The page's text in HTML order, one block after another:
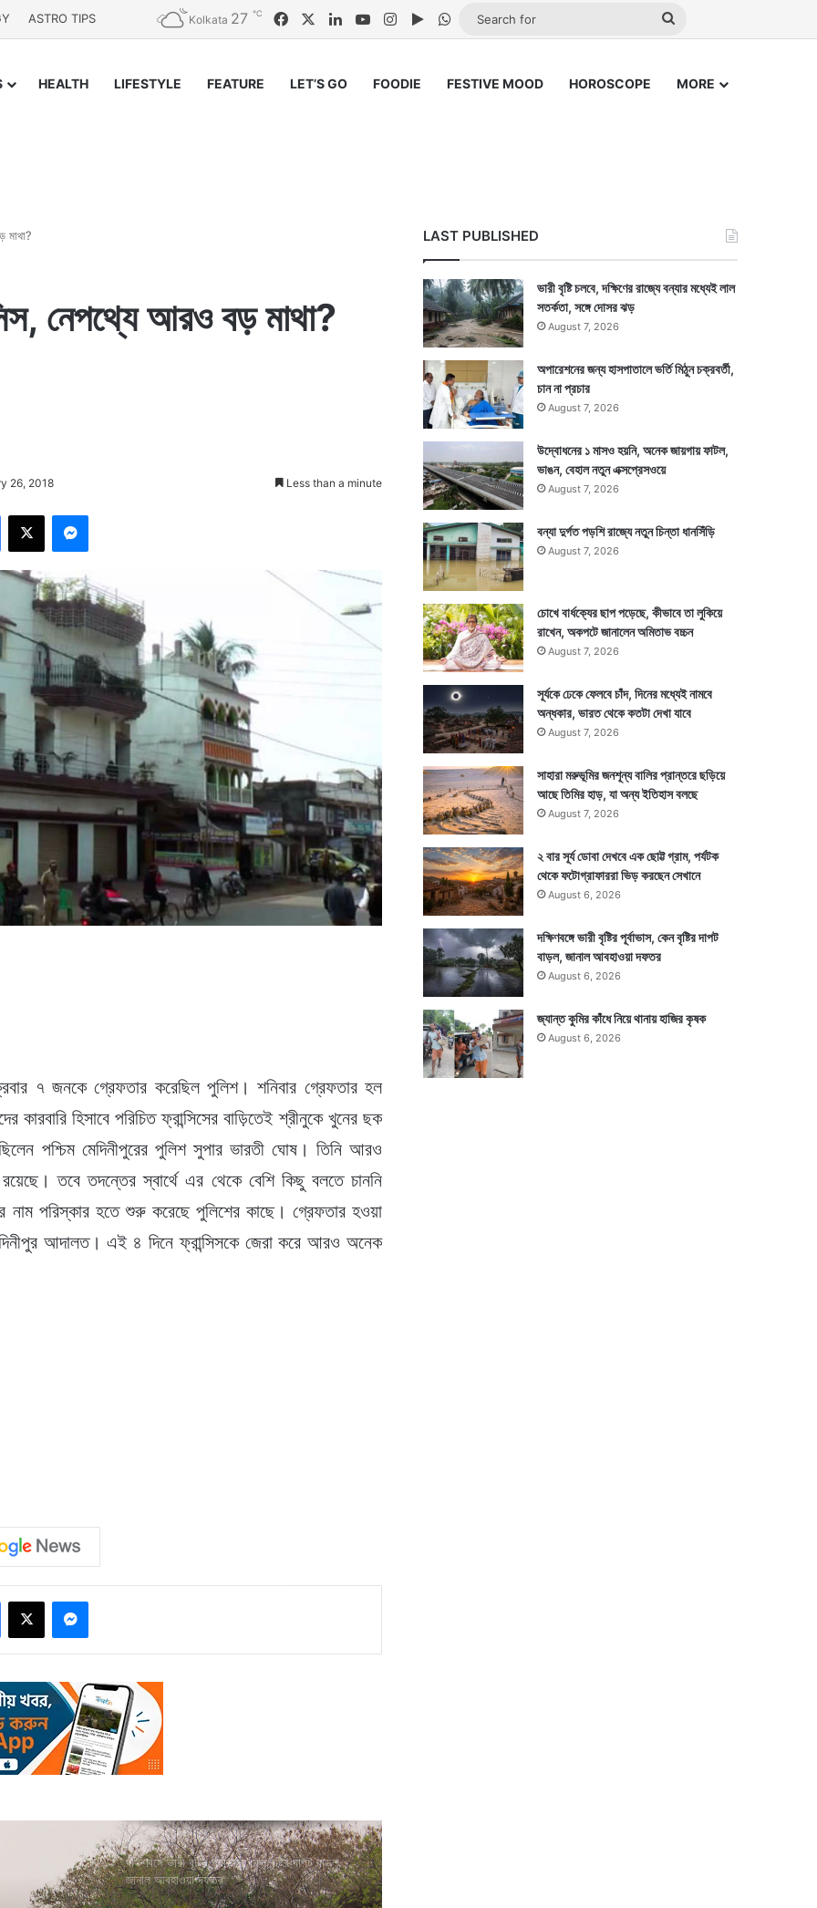
ASTRO TIPS Kolkata 27 ℃ FacebookLinkedInYouTubeInstagram
Google Play
WhatsApp
HEALTH LIFESTYLE FEATURE LET’S GO FOODIE FESTIVE MOOD HOROSCOPE MORE
মাথা?
নেপথ্যে আরও বড় মাথা?
26, 2018 Less than a minute
৭ জনকে গ্রেফতার করেছিল পুলিশ। শনিবার গ্রেফতার হল
হিসাবে পরিচিত ফ্রান্সিসের বাড়িতেই শ্রীনুকে খুনের ছক
পশ্চিম মেদিনীপুরের পুলিশ সুপার ভারতী ঘোষ। তিনি আরও
তবে তদন্তের স্বার্থে এর থেকে বেশি কিছু বলতে চাননি
নাম পরিস্কার হতে শুরু করেছে পুলিশে‌র কাছে। গ্রেফতার হওয়া
আদালত। এই ৪ দিনে ফ্রান্সিসকে জেরা করে আরও অনেক
দক্ষিণবঙ্গে ভারী বৃষ্টির পূর্বাভাস, কেন বৃষ্টির দাপট বাড়ল,
জানাল আবহাওয়া দফতর
LAST PUBLISHED
ভারী বৃষ্টি চলবে, দক্ষিণের রাজ্যে বন্যার মধ্যেই লাল
সতর্কতা, সঙ্গে দোসর ঝড়
August 7, 2026
অপারেশনের জন্য হাসপাতালে ভর্তি মিঠুন চক্রবর্তী,
চান না প্রচার
August 7, 2026
উদ্বোধনের ১ মাসও হয়নি, অনেক জায়গায় ফাটল,
ভাঙন, বেহাল নতুন এক্সপ্রেসওয়ে
August 7, 2026
বন্যা দুর্গত পড়শি রাজ্যে নতুন চিন্তা ধানসিঁড়ি
August 7, 2026
চোখে বার্ধক্যের ছাপ পড়েছে, কীভাবে তা লুকিয়ে
রাখেন, অকপটে জানালেন অমিতাভ বচ্চন
August 7, 2026
সূর্যকে ঢেকে ফেলবে চাঁদ, দিনের মধ্যেই নামবে
অন্ধকার, ভারত থেকে কতটা দেখা যাবে
August 7, 2026
সাহারা মরুভূমির জনশূন্য বালির প্রান্তরে ছড়িয়ে
আছে তিমির হাড়, যা অন্য ইতিহাস বলছে
August 7, 2026
২ বার সূর্য ডোবা দেখবে এক ছোট্ট গ্রাম, পর্যটক
থেকে ফটোগ্রাফাররা ভিড় করছেন সেখানে
August 6, 2026
দক্ষিণবঙ্গে ভারী বৃষ্টির পূর্বাভাস, কেন বৃষ্টির দাপট
বাড়ল, জানাল আবহাওয়া দফতর
August 6, 2026
জ্যান্ত কুমির কাঁধে নিয়ে থানায় হাজির কৃষক
August 6, 2026